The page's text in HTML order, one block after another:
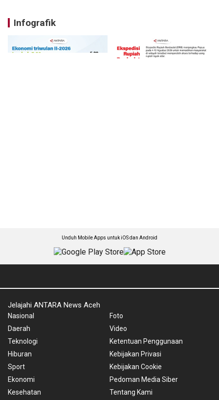
Infografik
Unduh Mobile Apps untuk iOS dan Android
Jelajahi ANTARA News Aceh
Nasional
Daerah
Teknologi
Hiburan
Sport
Ekonomi
Kesehatan
Foto
Video
Ketentuan Penggunaan
Kebijakan Privasi
Kebijakan Cookie
Pedoman Media Siber
Tentang Kami